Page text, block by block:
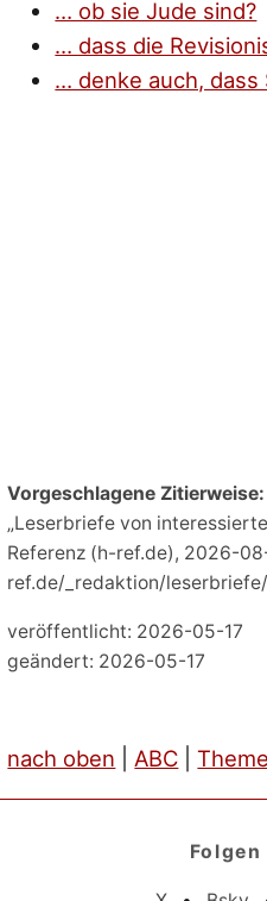
… ob sie Jude sind?
… dass die
… denke auch,
Vorgeschlagene Zitierweise:
„Leserbriefe von
Referenz (h-ref.de), 2026-
ref.de/_redaktion/leserbriefe/
veröffentlicht: 2026-05-17
geändert: 2026-05-17
nach oben |ABC |